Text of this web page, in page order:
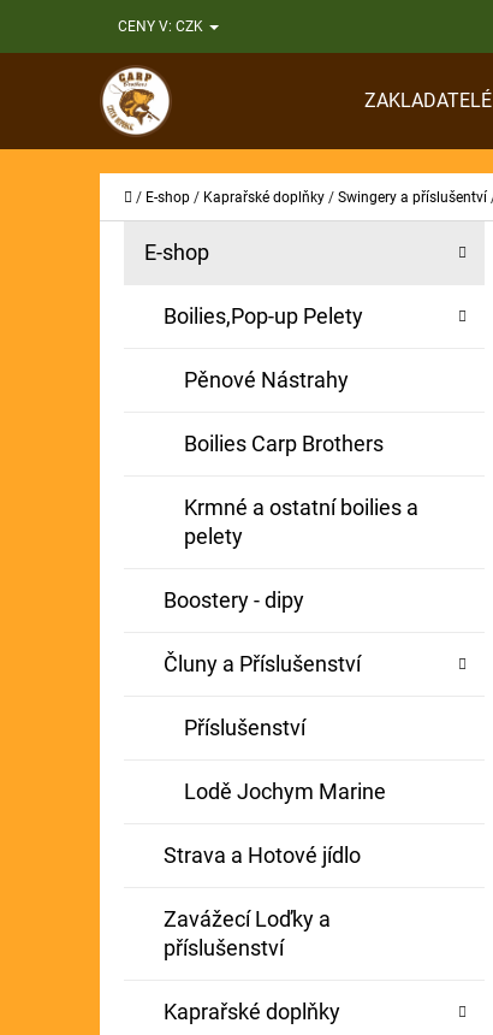
na
CENY V: CZK
ZAKLADATELÉ
Domů
/ E-shop / Kaprařské doplňky / Swingery a příslušentví
Přeskočit
E-shop
Boilies,Pop-up Pelety
Pěnové Nástrahy
Boilies Carp Brothers
Krmné a ostatní boilies a
pelety
Boostery - dipy
Čluny a Příslušenství
Příslušenství
Lodě Jochym Marine
Strava a Hotové jídlo
Zavážecí Loďky a
příslušenství
Kaprařské doplňky
O
Í
Zpět
do
obchodu
Zpět
do
obchodu
BOILIE RIG PLUS 25LB
Původně: 79 Kč